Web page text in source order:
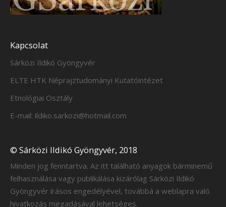
Kapcsolat
Sárközi Ildikó Gyöngyvér
ELTE HTK Néprajztudományi Kutatóintézet
Etnológiai Osztály
E-mail: ildiko.sarkozi@hotmail.com
© Sárközi Ildikó Gyöngyvér, 2018
Minden jog fenntartva. Az itt található anyagok bárminemű
felhasználása vagy publikálása kizárólag Sárközi Ildikó
Gyöngyvér írásos engedélyével, továbbá a weblapra való
hivatkozás megadásával lehetséges.